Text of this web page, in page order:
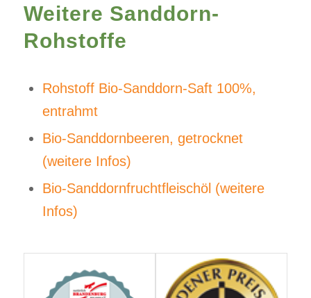
Weitere Sanddorn-
Rohstoffe
Rohstoff Bio-Sanddorn-Saft 100%,
entrahmt
Bio-Sanddornbeeren, getrocknet
(weitere Infos)
Bio-Sanddornfruchtfleischöl (weitere
Infos)